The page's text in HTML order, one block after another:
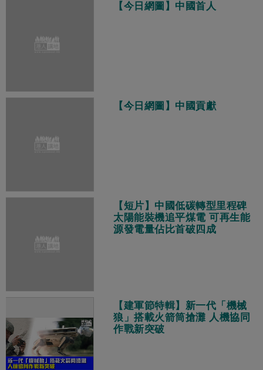
【今日網圖】中國首人
【今日網圖】中國貢獻
【短片】中國低碳轉型里程碑
太陽能裝機追平煤電 可再生能
源發電量佔比首破四成
【建軍節特輯】新一代「機械
狼」搭載火箭筒搶灘 人機協同
作戰新突破